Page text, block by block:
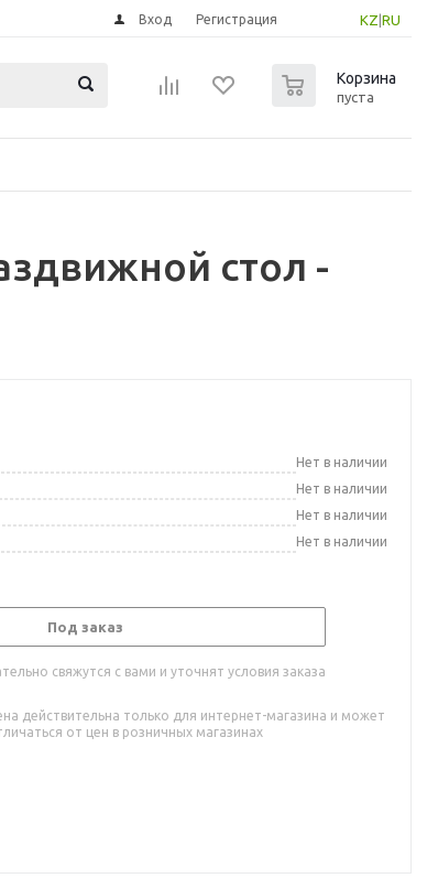
KZ RU
Вход Регистрация
Корзина
пуста
стол -
Нет в наличии
Нет в наличии
Нет в наличии
Нет в наличии
Под заказ
свяжутся с вами и уточнят условия заказа
действительна только для интернет-магазина и может
от цен в розничных магазинах